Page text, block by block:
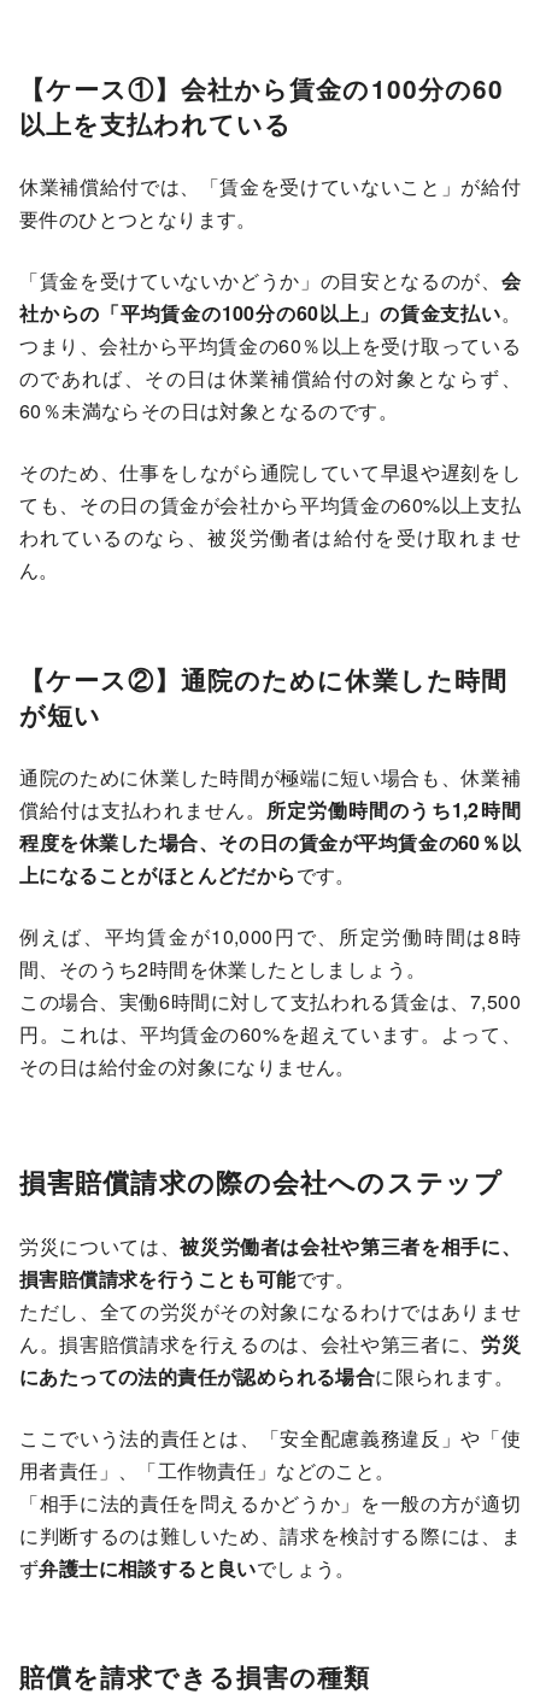
【ケース①】会社から賃金の100分の60
以上を支払われている
休業補償給付では、「賃金を受けていないこと」が給付
要件のひとつとなります。
「賃金を受けていないかどうか」の目安となるのが、 会
社からの「平均賃金の100分の60以上」の賃金支払い。
つまり、会社から平均賃金の60％以上を受け取っている
のであれば、その日は休業補償給付の対象とならず、
60％未満ならその日は対象となるのです。
そのため、仕事をしながら通院していて早退や遅刻をし
ても、その日の賃金が会社から平均賃金の60%以上支払
われているのなら、被災労働者は給付を受け取れませ
ん。
【ケース②】通院のために休業した時間
が短い
通院のために休業した時間が極端に短い場合も、休業補
償給付は支払われません。 所定労働時間のうち1,2時間
程度を休業した場合、その日の賃金が平均賃金の60％以
上になることがほとんどだからです。
例えば、平均賃金が10,000円で、所定労働時間は8時
間、そのうち2時間を休業したとしましょう。
この場合、実働6時間に対して支払われる賃金は、7,500
円。これは、平均賃金の60%を超えています。よって、
その日は給付金の対象になりません。
損害賠償請求の際の会社へのステップ
労災については、被災労働者は会社や第三者を相手に、
損害賠償請求を行うことも可能です。
ただし、全ての労災がその対象になるわけではありませ
ん。損害賠償請求を行えるのは、会社や第三者に、 労災
にあたっての法的責任が認められる場合に限られます。
ここでいう法的責任とは、「安全配慮義務違反」や「使
用者責任」、「工作物責任」などのこと。
「相手に法的責任を問えるかどうか」を一般の方が適切
に判断するのは難しいため、請求を検討する際には、ま
ず弁護士に相談すると良いでしょう。
賠償を請求できる損害の種類